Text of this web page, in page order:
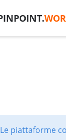
Le piattaforme